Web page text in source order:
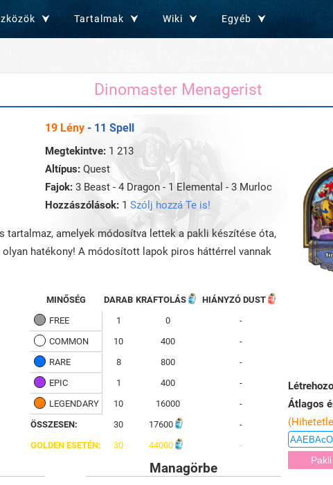
Tartalmak Wiki Egyéb
Dinomaster Menagerist
19 Lény - 11 Spell
Megtekintve:1 213
Altípus: Quest
Fajok:3 Beast - 4 Dragon - 1 Elemental - 3 Murloc
Hozzászólások:1 Szólj hozzá Te is!
tartalmaz, amelyek módosítva lettek a pakli készítése óta,
hatékony! A módosított lapok piros háttérrel vannak
MINŐSÉG DARAB KRAFTOLÁS
HIÁNYZÓ DUST
FREE
1 0
-
COMMON
10 400
-
RARE
8 800
-
EPIC
1 400
-
LEGENDARY
10 16000
-
ÖSSZESEN:
30 17600
-
GOLDEN ESETÉN:
30 44000 -
Managörbe
Átlagos